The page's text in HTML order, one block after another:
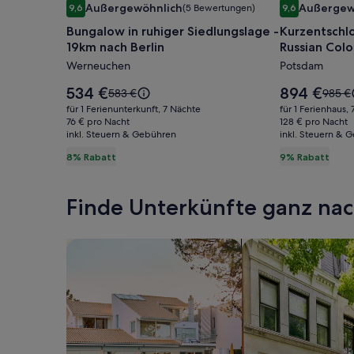
für
Bungalow
in
ruhiger
Siedlungslage
-
19km
nach
Berlin
9,69,6 von 10, Außergewöhnlich, (5 Bewertungen)
Außergewöhnlich(5 Bewertungen)
Bungalow in ruhiger Siedlungslage -
19km nach Berlin
Werneuchen
8% Rabatt
Der
Preis
beträgt
534 €.
534 €Der
alte
Preis
war
siehe
zum
583 €
für 1 Ferienunterkunft, 7 Nächte
76 € pro Nacht
inkl. Steuern & Gebühren
für
gibt’s
Rabatt
/
Russian
Colony
-
9,69,6 von 10,
Russian
Remise
Potsdam
9% Rabatt
Der
Preis
beträgt
894 €.
894 €Der
alte
Preis
war
siehe
zum
985 €
für 1 Ferienhaus,
128 € pro Nacht
inkl. Steuern &
Finde Unterkünfte ganz
Suche nach Ferienhäusern Suche nach